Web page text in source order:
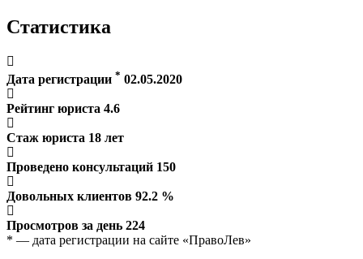
Статистика
Дата регистрации * 02.05.2020
Рейтинг юриста 4.6
Стаж юриста 18 лет
Проведено консультаций 150
Довольных клиентов 92.2 %
Просмотров за день 224
* — дата регистрации на сайте «ПравоЛев»